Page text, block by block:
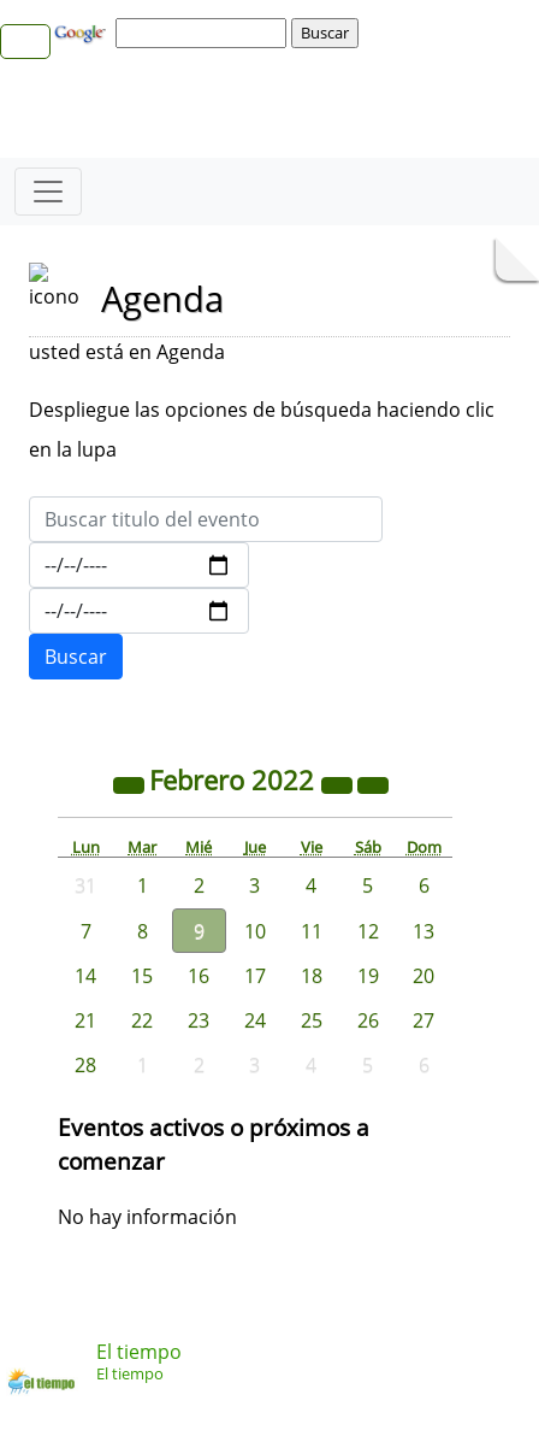
Agenda
usted está en Agenda
Despliegue las opciones de búsqueda haciendo clic
en la lupa
Febrero 2022
Lun Mar Mié Jue Vie Sáb Dom
31 1 2 3 4 5
6
7
8 9 10 11 12
13
14
15 16 17 18 19
20
21
22 23 24 25 26
27
28
1 2 3 4 5 6
Eventos activos o próximos a
comenzar
No hay información
El tiempo
El tiempo